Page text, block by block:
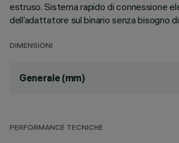
estruso. Sistema rapido di connessione
dell’adattatore sul binario senza bisogno
DIMENSIONI
Generale (mm)
PERFORMANCE TECNICHE